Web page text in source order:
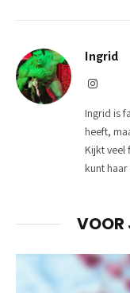
Ingrid
Ingrid is
heeft,
Kijkt veel
kunt
VOOR